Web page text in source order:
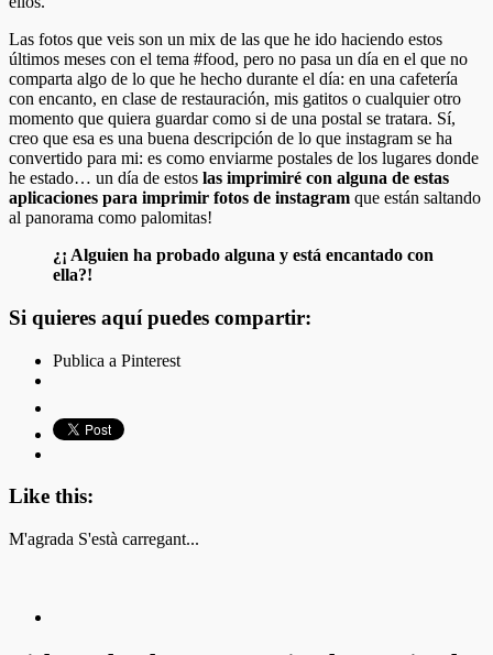
Las fotos que veis son un mix de las que he ido haciendo estos
últimos meses con el tema #food, pero no pasa un día en el que no
comparta algo de lo que he hecho durante el día: en una cafetería
con encanto, en clase de restauración, mis gatitos o cualquier otro
momento que quiera guardar como si de una postal se tratara. Sí,
creo que esa es una buena descripción de lo que instagram se ha
convertido para mi: es como enviarme postales de los lugares donde
he estado… un día de estos las imprimiré con alguna de estas
aplicaciones para imprimir fotos de instagram que están saltando
al panorama como palomitas!
¿¡ Alguien ha probado alguna y está encantado con
ella?!
Si quieres aquí puedes compartir:
Publica a Pinterest
Like this:
M'agrada S'està carregant...